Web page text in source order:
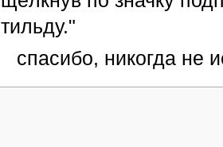
тильду."
спасибо, никогда не